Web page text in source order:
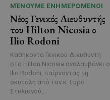
ΜΈΝΟΥΜΕ ΕΝΗΜΕΡΩΜΈΝΟΙ
Νέος Γενικός Διευθυντής
του Hilton Nicosia ο
Ilio Rodoni
Καθήκοντα Γενικού Διευθυντή
στο Hilton Nicosia αναλαμβάνει ο
Ilio Rodoni, παίρνοντας τη
σκυτάλη από τον κ. Εύρο
Στυλιανού,...